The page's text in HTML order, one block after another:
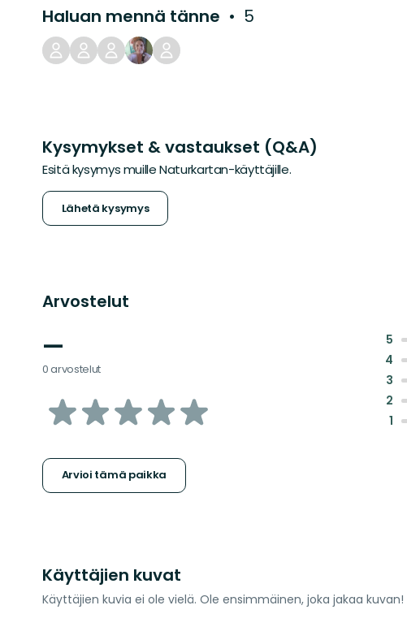
Haluan mennä tänne 5
Kysymykset & vastaukset (Q&A)
Esitä kysymys muille Naturkartan-käyttäjille.
Lähetä kysymys
Arvostelut
—
0 arvostelut
/5
Arvioi tämä paikka
5
4
3
2
1
Käyttäjien kuvat
Käyttäjien kuvia ei ole vielä. Ole ensimmäinen, joka jakaa kuvan!